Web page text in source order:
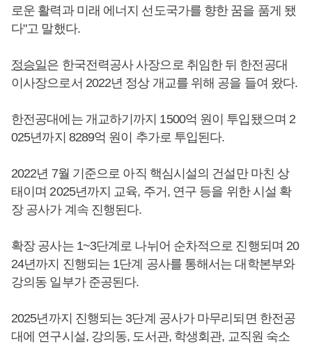
로운 활력과 미래 에너지 선도국가를 향한 꿈을 품게 됐
다"고 말했다.
정승일은 한국전력공사 사장으로 취임한 뒤 한전공대
이사장으로서 2022년 정상 개교를 위해 공을 들여 왔다.
한전공대에는 개교하기까지 1500억 원이 투입됐으며 2
025년까지 8289억 원이 추가로 투입된다.
2022년 7월 기준으로 아직 핵심시설의 건설만 마친 상
태이며 2025년까지 교육, 주거, 연구 등을 위한 시설 확
장 공사가 계속 진행된다.
확장 공사는 1~3단계로 나뉘어 순차적으로 진행되며 20
24년까지 진행되는 1단계 공사를 통해서는 대학본부와
강의동 일부가 준공된다.
2025년까지 진행되는 3단계 공사가 마무리되면 한전공
대에 연구시설, 강의동, 도서관, 학생회관, 교직원 숙소